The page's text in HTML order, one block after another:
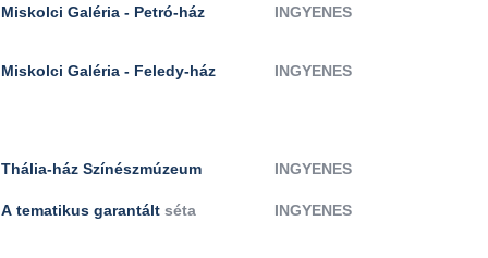
Miskolci Galéria - Petró-ház INGYENES
Miskolci Galéria - Feledy-ház INGYENES
Thália-ház Színészmúzeum INGYENES
A tematikus garantált séta INGYENES